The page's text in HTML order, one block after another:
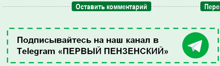
Оставить комментарий